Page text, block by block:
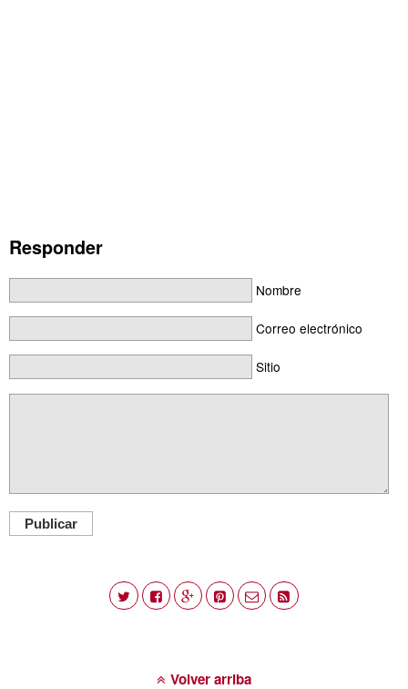
Responder
Nombre
Correo electrónico
Sitio
Publicar
Volver arriba